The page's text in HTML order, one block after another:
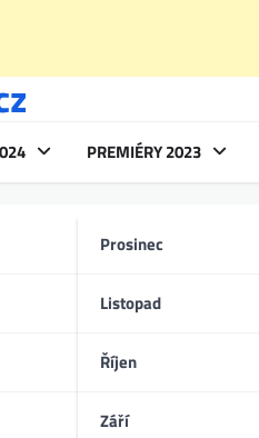
PREMIÉRY 2023
Prosinec
Listopad
Říjen
Září